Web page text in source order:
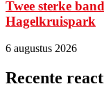
Twee sterke
Hagelkruispark
6 augustus 2026
Recente